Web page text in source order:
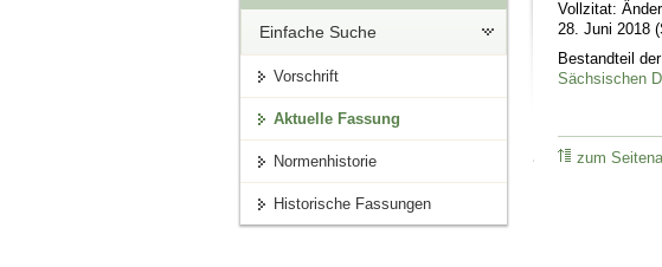
Einfache Suche
Vorschrift
Aktuelle Fassung
Normenhistorie
Historische Fassungen
Vollzitat:
28. Juni 2018
Bestandteil
Sächsischen
zum